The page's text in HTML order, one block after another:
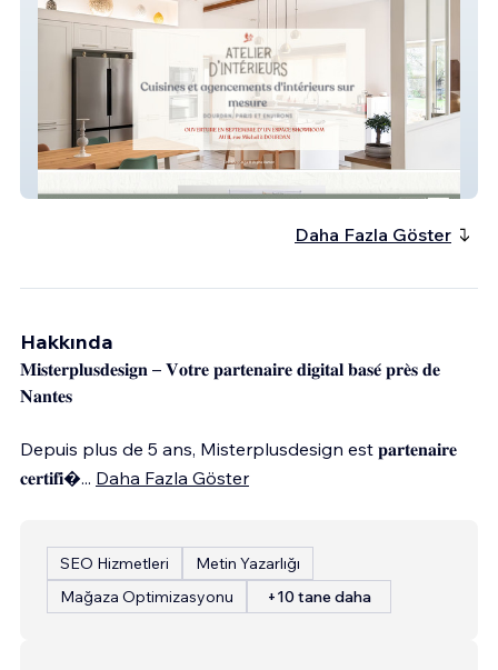
Daha Fazla Göster
Hakkında
𝐌𝐢𝐬𝐭𝐞𝐫𝐩𝐥𝐮𝐬𝐝𝐞𝐬𝐢𝐠𝐧 – 𝐕𝐨𝐭𝐫𝐞 𝐩𝐚𝐫𝐭𝐞𝐧𝐚𝐢𝐫𝐞 𝐝𝐢𝐠𝐢𝐭𝐚𝐥 𝐛𝐚𝐬𝐞́ 𝐩𝐫𝐞̀𝐬 𝐝𝐞
𝐍𝐚𝐧𝐭𝐞𝐬
Depuis plus de 5 ans, Misterplusdesign est 𝐩𝐚𝐫𝐭𝐞𝐧𝐚𝐢𝐫𝐞
𝐜𝐞𝐫𝐭𝐢𝐟𝐢... Daha Fazla Göster
SEO Hizmetleri
Metin Yazarlığı
Mağaza Optimizasyonu
+10 tane daha